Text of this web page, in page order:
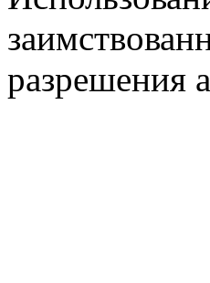
разрешения